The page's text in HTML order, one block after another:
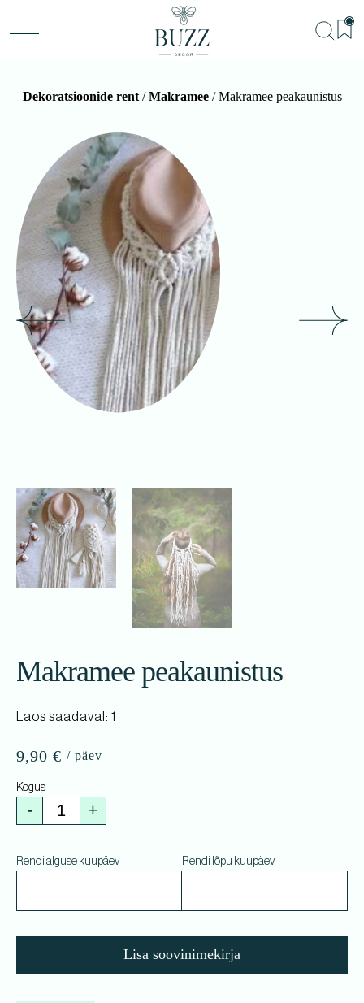
Dekoratsioonide rent/Makramee/ Makramee peakaunistus
Makramee peakaunistus
Laos saadaval: 1
9,90 €
- +
Rendi alguse kuupäev Rendi lõpu kuupäev
Lisa soovinimekirja